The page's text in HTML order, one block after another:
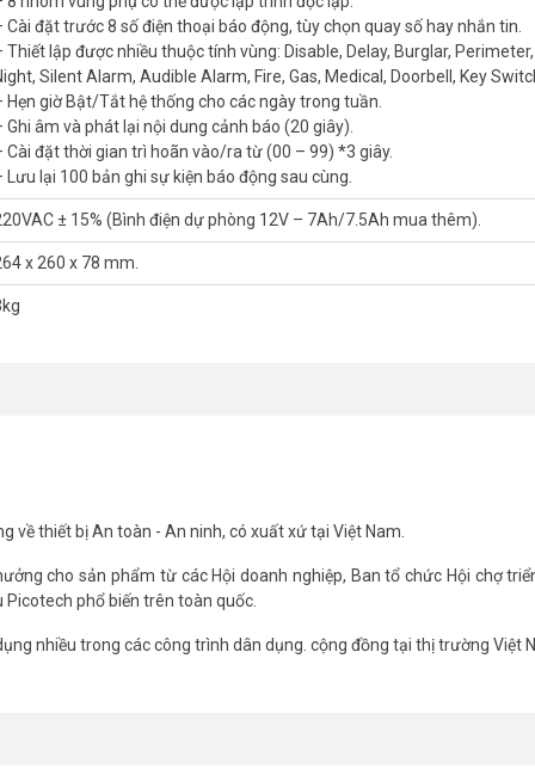
cùng 8 vùng có dây, mở rộng đến 16 vùng qua module PCA-302EM.
nhà xưởng, siêu thị, hoặc biệt thự lớn.
thông minh Picotech PCA-959LAN+4G
lắp đặt ở mọi vị trí.
báo động dùng LAN và 4G Picotech PCA-959LAN+4G từ xa. Bạn có
8 remote điều khiển. Các chế độ như Silent Alarm, Fire, hoặc
điện. Thiết bị hoạt động ổn định ở nhiệt độ -10°C đến +55°C, độ
959LAN+4G
Cài đặt trước 8 số điện thoại báo động, tùy chọn quay số hay nhắn tin.
Thiết lập được nhiều thuộc tính vùng: Disable, Delay, Burglar,
Silent Alarm, Audible Alarm, Fire, Gas, Medical, Doorbell, Key
Hẹn giờ Bật/Tắt hệ thống cho các ngày trong tuần.
Ghi âm và phát lại nội dung cảnh báo (20 giây).
Cài đặt thời gian trì hoãn vào/ra từ (00 – 99) *3 giây.
Lưu lại 100 bản ghi sự kiện báo động sau cùng.
± 15% (Bình điện dự phòng 12V – 7Ah/7.5Ah mua thêm).
x 260 x 78 mm.
thiết bị An toàn - An ninh, có xuất xứ tại Việt Nam.
cho sản phẩm từ các Hội doanh nghiệp, Ban tổ chức Hội chợ
phổ biến trên toàn quốc.
nhiều trong các công trình dân dụng. cộng đồng tại thị trường Việt